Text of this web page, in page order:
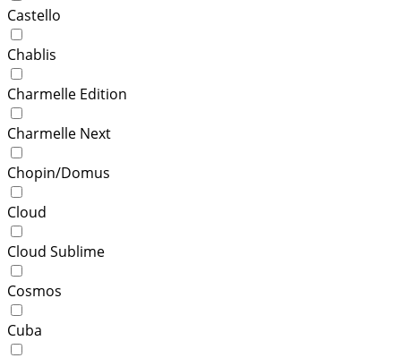
Castello
Chablis
Charmelle Edition
Charmelle Next
Chopin/Domus
Cloud
Cloud Sublime
Cosmos
Cuba